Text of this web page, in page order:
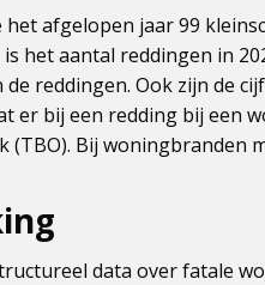
het afgelopen jaar 99
het aantal reddingen in
reddingen. Ook zijn de
er bij een redding bij een
(TBO). Bij woningbranden
data over fatale